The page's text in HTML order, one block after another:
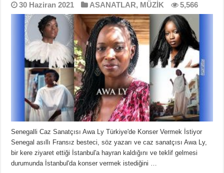
30 Haziran 2021 ASANATLAR, MÜZİK 5,566
Senegalli Caz Sanatçısı Awa Ly Türkiye'de Konser Vermek İstiyor
Senegal asıllı Fransız besteci, söz yazarı ve caz sanatçısı Awa Ly,
bir kere ziyaret ettiği İstanbul'a hayran kaldığını ve teklif gelmesi
durumunda İstanbul'da konser vermek istediğini …